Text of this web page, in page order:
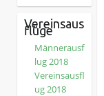
Vereinsaus
flüge
Männerausf
lug 2018
Vereinsausfl
ug 2018